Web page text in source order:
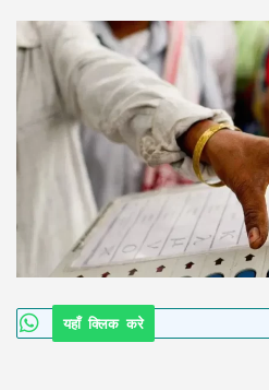
यहाँ क्लिक करे